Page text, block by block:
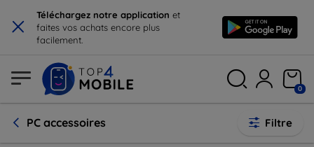
× Téléchargez notre application et
faites vos achats encore plus
facilement.
0
PC accessoires Filtre